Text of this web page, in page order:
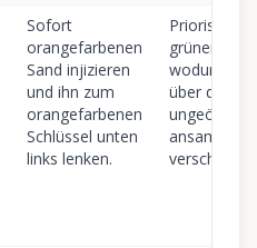
Sofort
orangefarbenen
Sand injizieren
und ihn zum
orangefarbenen
Schlüssel unten
links lenken.
grünen
wodurch
über dem
ansammelt